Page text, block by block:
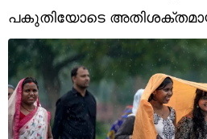
Short Videos
പകുതിയോടെ അതിശക്തമായ